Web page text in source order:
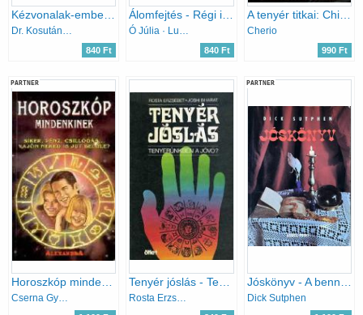
Dr. Kosutány István
840 Ft
Ó Júlia · Lux Alfréd
840 Ft
A tenyér titkai: Chiromantia
Cherio
990 Ft
PARTNER PARTNER
Dick Sutphen